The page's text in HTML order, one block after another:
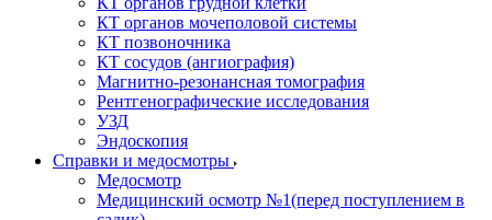
КТ органов мочеполовой системы
КТ позвоночника
КТ сосудов (ангиография)
Магнитно-резонансная томография
Рентгенографические исследования
УЗД
Эндоскопия
Справки и медосмотры
Медосмотр
Медицинский осмотр №1(перед поступлением в